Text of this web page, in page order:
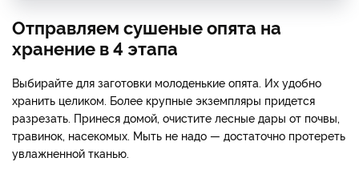
Отправляем сушеные опята на
хранение в 4 этапа
Выбирайте для заготовки молоденькие опята. Их удобно
хранить целиком. Более крупные экземпляры придется
разрезать. Принеся домой, очистите лесные дары от почвы,
травинок, насекомых. Мыть не надо — достаточно протереть
увлажненной тканью.